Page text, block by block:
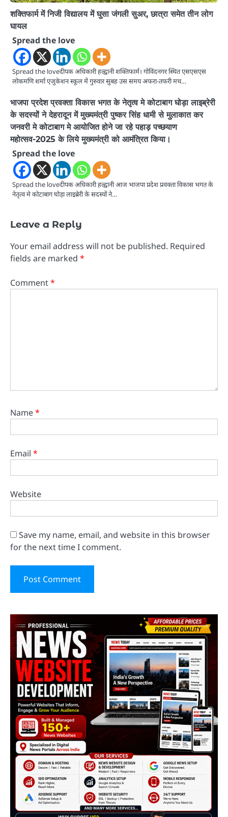
शक्तिफार्म में निजी विद्यालय में घुसा जंगली सुअर, छात्रा समेत तीन लोग
घायल
Spread the love
Spread the loveदीपक अधिकारी हल्द्वानी शक्तिफार्म। गोविंदनगर स्थित एसएसएस
लोकमणि शर्मा एजुकेशन स्कूल में गुरुवार सुबह उस समय अफरा-तफरी मच…
भाजपा प्रदेश प्रवक्ता विकास भगत के नेतृत्व मे कोटाबाग घोड़ा लाइब्रेरी
के सदस्यों ने देहरादून में मुख्यमंत्री पुष्कर सिंह धामी से मुलाकात कर
जनवरी मे कोटाबाग मे आयोजित होने जा रहे पहाड़ पच्छयाण
महोत्सव-2025 के लिये मुख्यमंत्री को आमंत्रित किया।
Spread the love
Spread the loveदीपक अधिकारी हल्द्वानी आज भाजपा प्रदेश प्रवक्ता विकास भगत के
नेतृत्व मे कोटाबाग घोड़ा लाइब्रेरी के सदस्यों ने…
Leave a Reply
Your email address will not be published. Required
fields are marked *
Comment*
Name*
Email *
Website
Save my name, email, and website in this browser
for the next time I comment.